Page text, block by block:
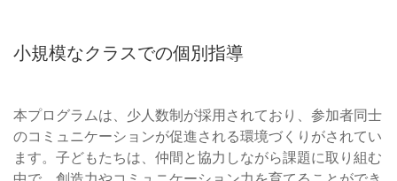
小規模なクラスでの個別指導
本プログラムは、少人数制が採用されており、参加者同士
のコミュニケーションが促進される環境づくりがされてい
ます。子どもたちは、仲間と協力しながら課題に取り組む